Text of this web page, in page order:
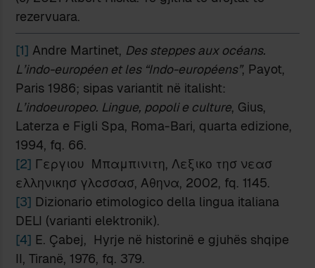
rezervuara.
[1] Andre Martinet, Des steppes aux océans.
L’indo-européen et les “Indo-européens”, Payot,
Paris 1986; sipas variantit në italisht:
L’indoeuropeo. Lingue, popoli e culture, Gius,
Laterza e Figli Spa, Roma-Bari, quarta edizione,
1994, fq. 66.
[2] Γεργιου Μπαμπινιτη, Λεξικο τησ νεασ
ελληνικησ γλcσσασ, Αθηνα, 2002, fq. 1145.
[3] Dizionario etimologico della lingua italiana
DELI (varianti elektronik).
[4] E. Çabej, Hyrje në historinë e gjuhës shqipe
II, Tiranë, 1976, fq. 379.